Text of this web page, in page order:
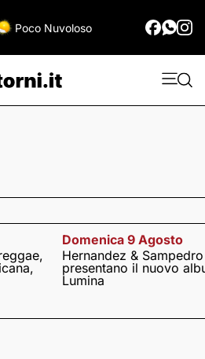
Poco Nuvoloso
Domenica 9 Agosto
Hernandez & Sampedro
presentano il nuovo
Lumina